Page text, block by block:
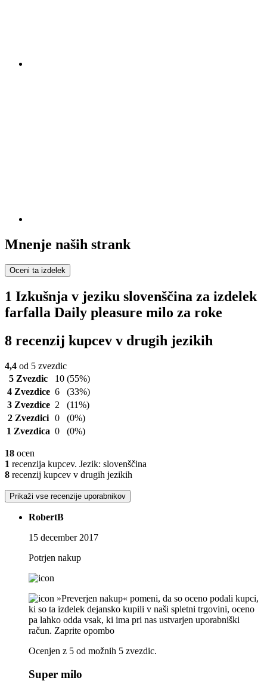
Mnenje naših strank
Oceni ta izdelek
1 Izkušnja v jeziku slovenščina za izdelek
farfalla Daily pleasure milo za roke
8 recenzij kupcev v drugih jezikih
4,4 od 5 zvezdic
5 Zvezdic
10 (55%)
4 Zvezdice 6
(33%)
3 Zvezdice 2
(11%)
2 Zvezdici 0
(0%)
1 Zvezdica 0 (0%)
18 ocen
1 recenzija kupcev. Jezik: slovenščina
8 recenzij kupcev v drugih jezikih
Prikaži vse recenzije uporabnikov
RobertB
15 december 2017
Potrjen nakup
»Preverjen nakup« pomeni, da so oceno podali kupci,
ki so ta izdelek dejansko kupili v naši spletni trgovini, oceno
pa lahko odda vsak, ki ima pri nas ustvarjen uporabniški
račun. Zaprite opombo
Ocenjen z 5 od možnih 5 zvezdic.
Super milo